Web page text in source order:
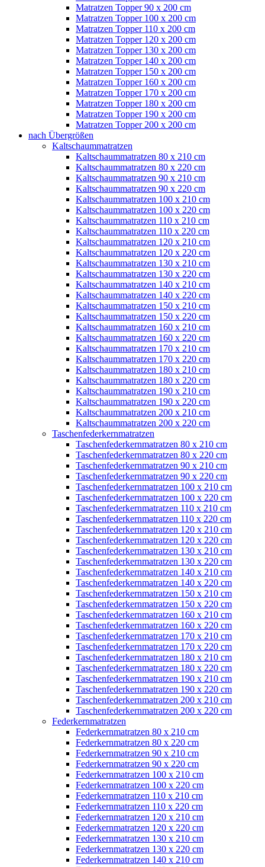
Matratzen Topper 90 x 200 cm
Matratzen Topper 100 x 200 cm
Matratzen Topper 110 x 200 cm
Matratzen Topper 120 x 200 cm
Matratzen Topper 130 x 200 cm
Matratzen Topper 140 x 200 cm
Matratzen Topper 150 x 200 cm
Matratzen Topper 160 x 200 cm
Matratzen Topper 170 x 200 cm
Matratzen Topper 180 x 200 cm
Matratzen Topper 190 x 200 cm
Matratzen Topper 200 x 200 cm
nach Übergrößen
Kaltschaummatratzen
Kaltschaummatratzen 80 x 210 cm
Kaltschaummatratzen 80 x 220 cm
Kaltschaummatratzen 90 x 210 cm
Kaltschaummatratzen 90 x 220 cm
Kaltschaummatratzen 100 x 210 cm
Kaltschaummatratzen 100 x 220 cm
Kaltschaummatratzen 110 x 210 cm
Kaltschaummatratzen 110 x 220 cm
Kaltschaummatratzen 120 x 210 cm
Kaltschaummatratzen 120 x 220 cm
Kaltschaummatratzen 130 x 210 cm
Kaltschaummatratzen 130 x 220 cm
Kaltschaummatratzen 140 x 210 cm
Kaltschaummatratzen 140 x 220 cm
Kaltschaummatratzen 150 x 210 cm
Kaltschaummatratzen 150 x 220 cm
Kaltschaummatratzen 160 x 210 cm
Kaltschaummatratzen 160 x 220 cm
Kaltschaummatratzen 170 x 210 cm
Kaltschaummatratzen 170 x 220 cm
Kaltschaummatratzen 180 x 210 cm
Kaltschaummatratzen 180 x 220 cm
Kaltschaummatratzen 190 x 210 cm
Kaltschaummatratzen 190 x 220 cm
Kaltschaummatratzen 200 x 210 cm
Kaltschaummatratzen 200 x 220 cm
Taschenfederkernmatratzen
Taschenfederkernmatratzen 80 x 210 cm
Taschenfederkernmatratzen 80 x 220 cm
Taschenfederkernmatratzen 90 x 210 cm
Taschenfederkernmatratzen 90 x 220 cm
Taschenfederkernmatratzen 100 x 210 cm
Taschenfederkernmatratzen 100 x 220 cm
Taschenfederkernmatratzen 110 x 210 cm
Taschenfederkernmatratzen 110 x 220 cm
Taschenfederkernmatratzen 120 x 210 cm
Taschenfederkernmatratzen 120 x 220 cm
Taschenfederkernmatratzen 130 x 210 cm
Taschenfederkernmatratzen 130 x 220 cm
Taschenfederkernmatratzen 140 x 210 cm
Taschenfederkernmatratzen 140 x 220 cm
Taschenfederkernmatratzen 150 x 210 cm
Taschenfederkernmatratzen 150 x 220 cm
Taschenfederkernmatratzen 160 x 210 cm
Taschenfederkernmatratzen 160 x 220 cm
Taschenfederkernmatratzen 170 x 210 cm
Taschenfederkernmatratzen 170 x 220 cm
Taschenfederkernmatratzen 180 x 210 cm
Taschenfederkernmatratzen 180 x 220 cm
Taschenfederkernmatratzen 190 x 210 cm
Taschenfederkernmatratzen 190 x 220 cm
Taschenfederkernmatratzen 200 x 210 cm
Taschenfederkernmatratzen 200 x 220 cm
Federkernmatratzen
Federkernmatratzen 80 x 210 cm
Federkernmatratzen 80 x 220 cm
Federkernmatratzen 90 x 210 cm
Federkernmatratzen 90 x 220 cm
Federkernmatratzen 100 x 210 cm
Federkernmatratzen 100 x 220 cm
Federkernmatratzen 110 x 210 cm
Federkernmatratzen 110 x 220 cm
Federkernmatratzen 120 x 210 cm
Federkernmatratzen 120 x 220 cm
Federkernmatratzen 130 x 210 cm
Federkernmatratzen 130 x 220 cm
Federkernmatratzen 140 x 210 cm